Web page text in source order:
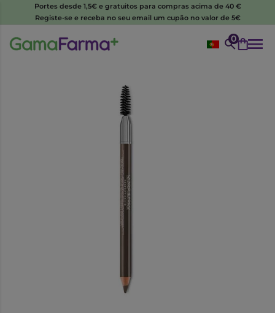
Portes desde 1,5€ e gratuitos para compras acima de 40 €
Registe-se e receba no seu email um cupão no valor de 5€
0